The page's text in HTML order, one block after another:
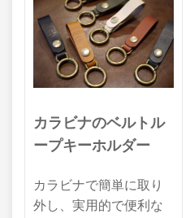
カラビナのベルトル
ープキーホルダー
カラビナで簡単に取り
外し、実用的で便利な